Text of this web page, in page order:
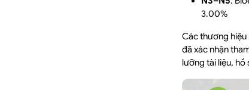
3.00%
Các thương
đã xác nhận
lưỡng tài liệu, hồ